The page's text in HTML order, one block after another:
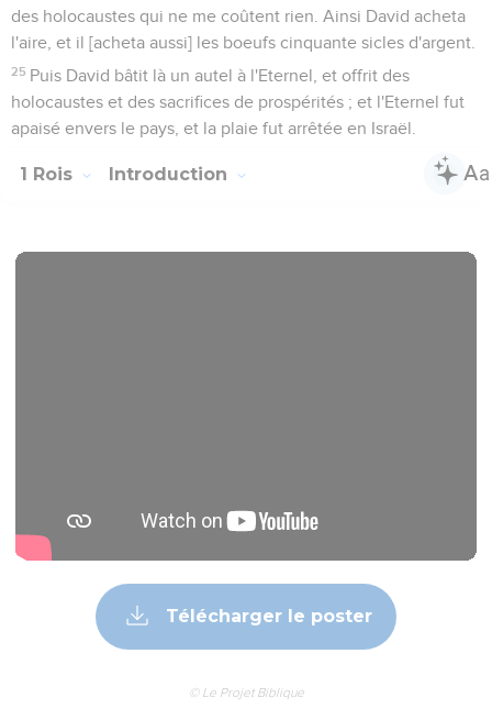
des holocaustes qui ne me coûtent rien. Ainsi David acheta
l'aire, et il [acheta aussi] les boeufs cinquante sicles d'argent.
25 Puis David bâtit là un autel à l'Eternel, et offrit des
holocaustes et des sacrifices de prospérités ; et l'Eternel fut
apaisé envers le pays, et la plaie fut arrêtée en Israël.
1 Rois Introduction
Télécharger le poster
© Le Projet Biblique